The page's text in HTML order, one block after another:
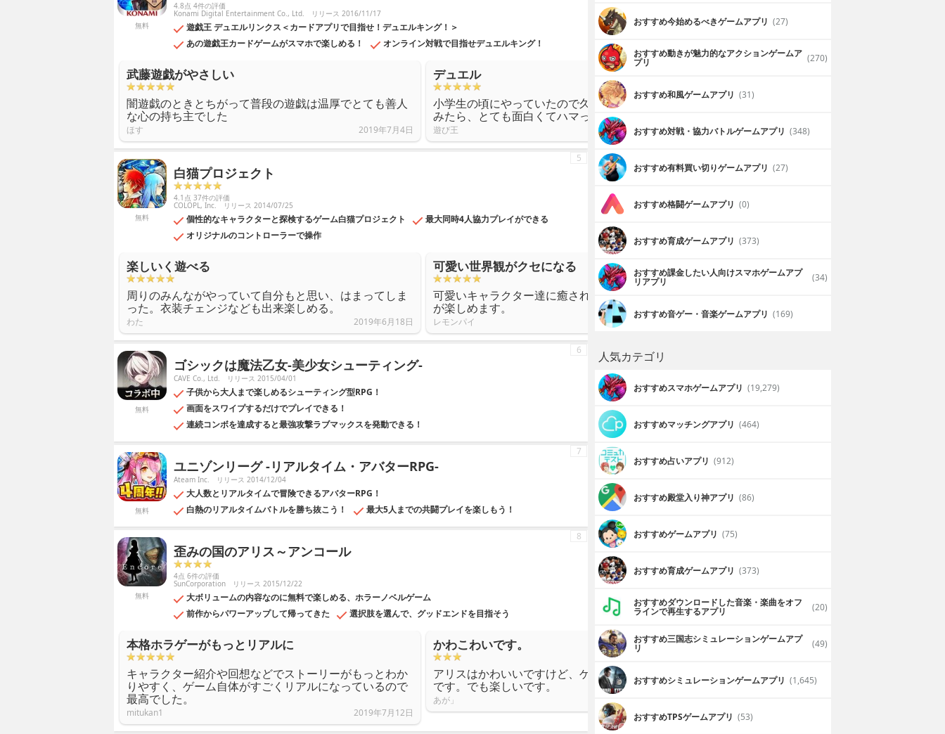
無料
4.8点 4件の評価
Konami Digital Entertainment Co., Ltd. リリース 2016/11/17
遊戯王 デュエルリンクス＜カードアプリで目指せ！デュエルキング！＞
あの遊戯王カードゲームがスマホで楽しめる！
オンライン対戦で目指せデュエルキング！
武藤遊戯がやさしい
闇遊戯のときとちがって普段の遊戯は温厚でとても善人
な心の持ち主でした
ほす 2019年7月4日
デュエル
小学生の頃にやっていたので久しぶりにアプリでやって
みたら、とても面白くてハマってます。
遊び王 2019年6月28日
遊戯王がスマホでできるのは革命的だ
たまご
無料
白猫プロジェクト
4.1点 37件の評価
COLOPL, Inc. リリース 2014/07/25
個性的なキャラクターと探検するゲーム白猫プロジェクト
最大同時4人協力プレイができる
オリジナルのコントローラーで操作
5
楽しいく遊べる
周りのみんながやっていて自分もと思い、はまってしま
った。衣装チェンジなども出来楽しめる。
わた 2019年6月18日
可愛い世界観がクセになる
可愛いキャラクター達に癒されながらバトルや街づくり
が楽しめます。
レモンパイ 2019年6月3日
白猫プロジェクト
楽しめてます。
ハイキュー
無料
ゴシックは魔法乙女-美少女シューティング-
CAVE Co., Ltd. リリース 2015/04/01
子供から大人まで楽しめるシューティング型RPG！
画面をスワイプするだけでプレイできる！
連続コンボを達成すると最強攻撃ラブマックスを発動できる！
6
無料
ユニゾンリーグ -リアルタイム・アバターRPG-
Ateam Inc. リリース 2014/12/04
大人数とリアルタイムで冒険できるアバターRPG！
白熱のリアルタイムバトルを勝ち抜こう！
最大5人までの共闘プレイを楽しもう！
7
無料
歪みの国のアリス～アンコール
4点 6件の評価
SunCorporation リリース 2015/12/22
大ボリュームの内容なのに無料で楽しめる、ホラーノベルゲーム
前作からパワーアップして帰ってきた
選択肢を選んで、グッドエンドを目指そう
8
本格ホラゲーがもっとリアルに
キャラクター紹介や回想などでストーリーがもっとわか
りやすく、ゲーム自体がすごくリアルになっているので
最高でした。
mitukan1 2019年7月12日
かわこわいです。
アリスはかわいいですけど、ゲームはほらーなので怖い
です。でも楽しいです。
あが」
シナリオに少し感動した
ホラー一辺倒かと思いきや、ちょっと
て意外な面白さを体験できました。
おすすめ今始めるべきゲームアプリ (27)
おすすめ動きが魅力的なアクションゲームア
プリ (270)
おすすめ和風ゲームアプリ (31)
おすすめ対戦・協力バトルゲームアプリ (348)
おすすめ有料買い切りゲームアプリ (27)
おすすめ格闘ゲームアプリ (0)
おすすめ育成ゲームアプリ (373)
おすすめ課金したい人向けスマホゲームアプ
リアプリ (34)
おすすめ音ゲー・音楽ゲームアプリ (169)
人気カテゴリ
おすすめスマホゲームアプリ (19,279)
おすすめマッチングアプリ (464)
おすすめ占いアプリ (912)
おすすめ殿堂入り神アプリ (86)
おすすめゲームアプリ (75)
おすすめ育成ゲームアプリ (373)
おすすめダウンロードした音楽・楽曲をオフ
ラインで再生するアプリ (20)
おすすめ三国志シミュレーションゲームアプ
リ (49)
おすすめシミュレーションゲームアプリ (1,645)
おすすめTPSゲームアプリ (53)